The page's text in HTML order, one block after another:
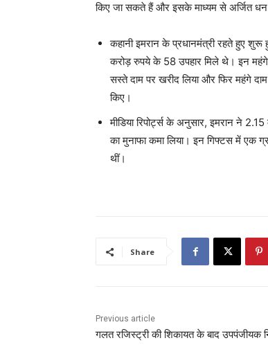
किए जा सकते हैं और इसके माध्यम से अर्जित धन
कहानी इमरान के प्रधानमंत्री रहते हुए
करोड़ रुपये के 58 उपहार मिले थे। इन महंगे
सस्ते दाम पर खरीद लिया और फिर महंगे
किए।
मीडिया रिपोर्ट्स के अनुसार, इमरान ने
का मुनाफा कमा लिया। इन गिफ्टस में एक
थीं।
Share
Previous article
गलत रजिस्ट्री की शिकायत के बाद उपपंजीयक